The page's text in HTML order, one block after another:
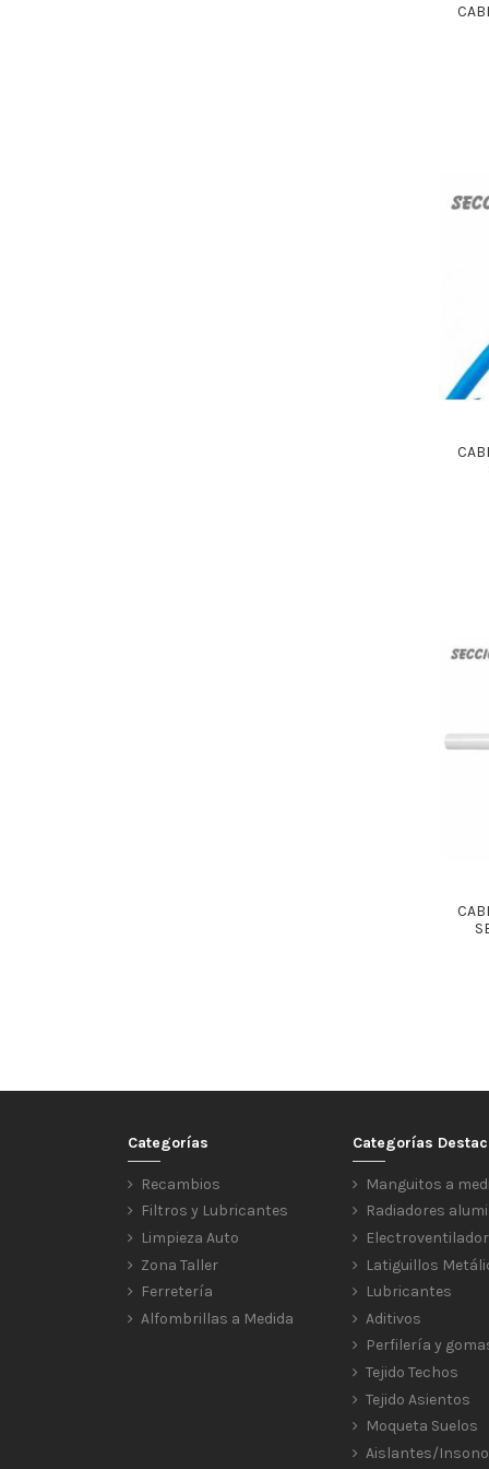
Categorías
Recambios
Filtros y Lubricantes
Limpieza Auto
Zona Taller
Ferretería
Alfombrillas a Medida
Categorías
Manguitos a
Radiadores
Latiguillos
Lubricantes
Aditivos
Perfilería y
Tejido Techos
Tejido Asientos
Moqueta Suelos
Aislantes/